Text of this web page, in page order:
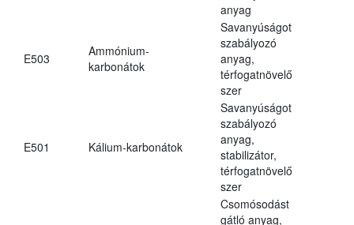
anyag
E503
Ammónium-
karbonátok
Savanyúságot
szabályozó
anyag,
térfogatnövelő
szer
E501 Kálium-karbonátok
Savanyúságot
szabályozó
anyag,
stabilizátor,
térfogatnövelő
szer
Csomósodást
gátló anyag,